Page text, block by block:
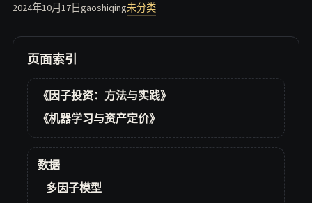
2024年10月17日gaoshiqing未分类
页面索引
《因子投资：方法与实践》
《机器学习与资产定价》
数据
多因子模型